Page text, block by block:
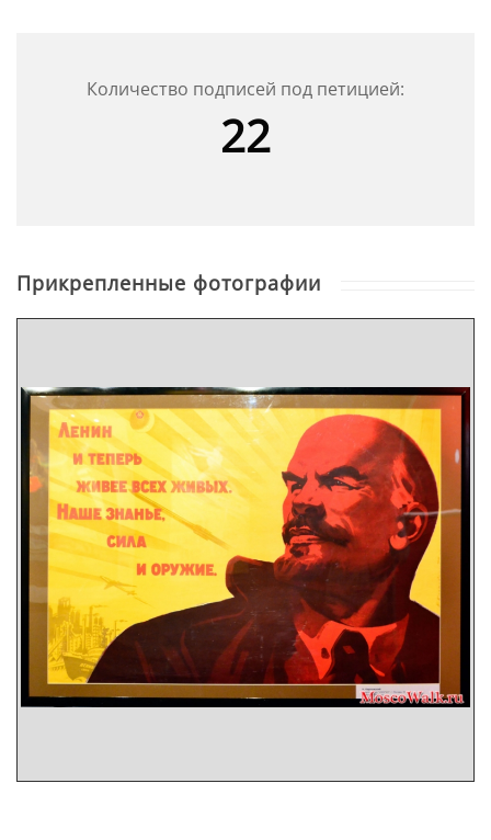
альтернатива призывам и жёстким требованиям
по сносу исторической и архитектурной ценности.
Нужно чтобы люди знали правдивую и
исторической личности. Многие из
выступают против коммунизма, против целого
политического направления официально
правомерного в Республике Беларусь. Также
призывы к демонтажу в теории могут быть
профинансированы третьими лицами из-за
рубежа с целью ухудшить взаимоотношения с
Российской Федерацией (наглядные примеры
Польша, страны Балтики и конечно же Украина,
где памятники сносят один за одним, на зло
восточному соседу). Поэтому, дабы сохранить
стабильность в первую очередь в политическом
плане, а также духовном, нравственном и
архитектурном плане, просим вас принять меры
советские времена
Количество подписей под петицией:
22
Прикрепленные фотографии